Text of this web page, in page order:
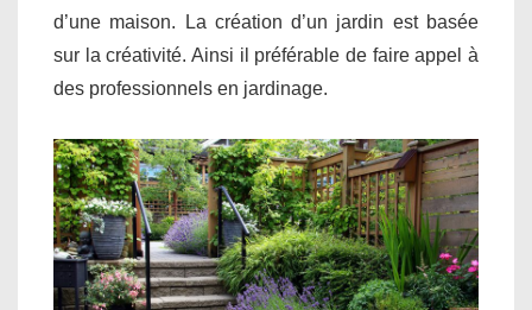
d’une maison. La création d’un jardin est basée
sur la créativité. Ainsi il préférable de faire appel à
des professionnels en jardinage.